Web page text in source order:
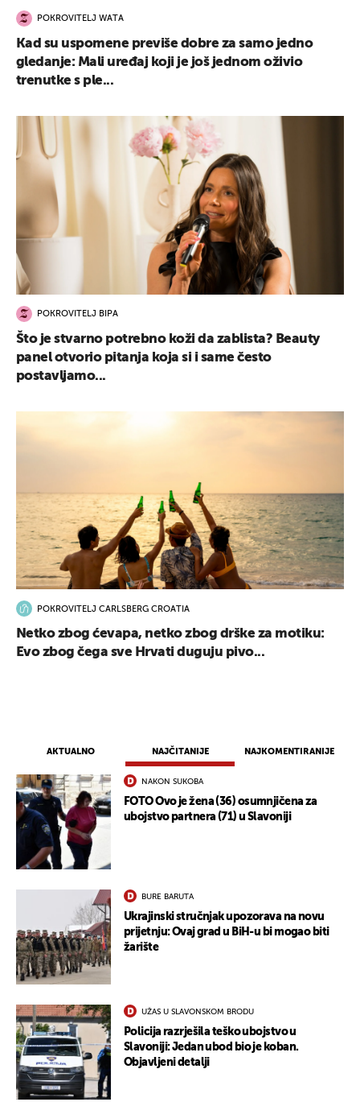
AKTUALNO NAJČITANIJE NAJKOMENTIRANIJE
NAKON SUKOBA
FOTO Ovo je žena (36) osumnjičena za
ubojstvo partnera (71) u Slavoniji
BURE BARUTA
Ukrajinski stručnjak upozorava na novu
prijetnju: Ovaj grad u BiH-u bi mogao biti
žarište
UŽAS U SLAVONSKOM BRODU
Policija razrješila teško ubojstvo u
Slavoniji: Jedan ubod bio je koban.
Objavljeni detalji
POKROVITELJ WATA
Kad su uspomene previše dobre za samo jedno
gledanje: Mali uređaj koji je još jednom oživio
trenutke s ple...
POKROVITELJ BIPA
Što je stvarno potrebno koži da zablista? Beauty
panel otvorio pitanja koja si i same često
postavljamo...
POKROVITELJ CARLSBERG CROATIA
Netko zbog ćevapa, netko zbog drške za motiku:
Evo zbog čega sve Hrvati duguju pivo...